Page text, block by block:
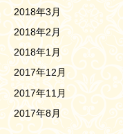
2018年3月
2018年2月
2018年1月
2017年12月
2017年11月
2017年8月